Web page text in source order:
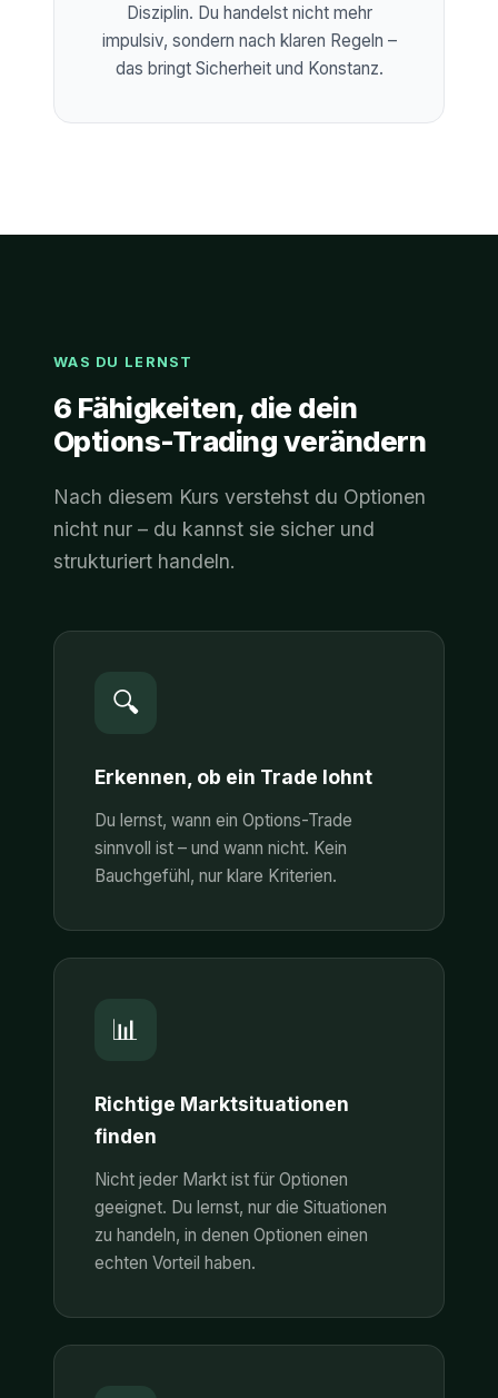
Disziplin. Du handelst nicht mehr
impulsiv, sondern nach klaren Regeln –
das bringt Sicherheit und Konstanz.
WAS DU LERNST
6 Fähigkeiten, die dein
Options-Trading verändern
Nach diesem Kurs verstehst du Optionen
nicht nur – du kannst sie sicher und
strukturiert handeln.
🔍
Erkennen, ob ein Trade lohnt
Du lernst, wann ein Options-Trade
sinnvoll ist – und wann nicht. Kein
Bauchgefühl, nur klare Kriterien.
📊
Richtige Marktsituationen
finden
Nicht jeder Markt ist für Optionen
geeignet. Du lernst, nur die Situationen
zu handeln, in denen Optionen einen
echten Vorteil haben.